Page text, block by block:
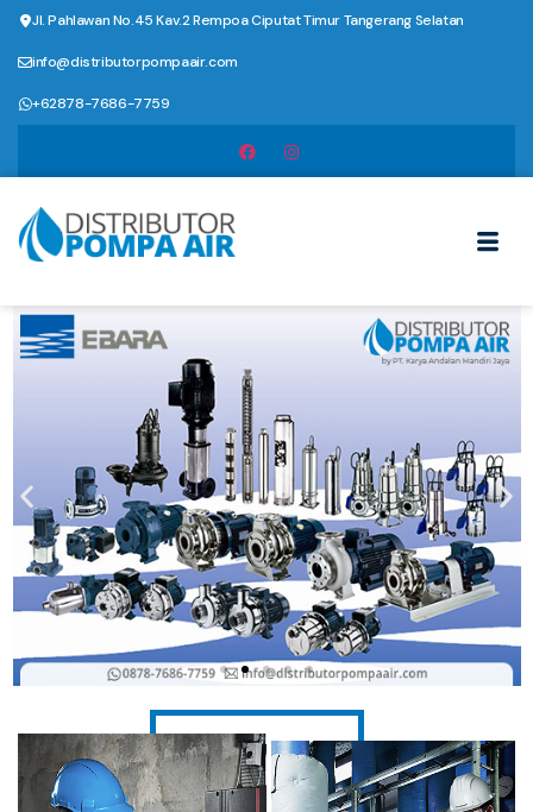
Jl. Pahlawan No.45 Kav.2 Rempoa Ciputat Timur Tangerang Selatan
info@distributorpompaair.com
+62878-7686-7759